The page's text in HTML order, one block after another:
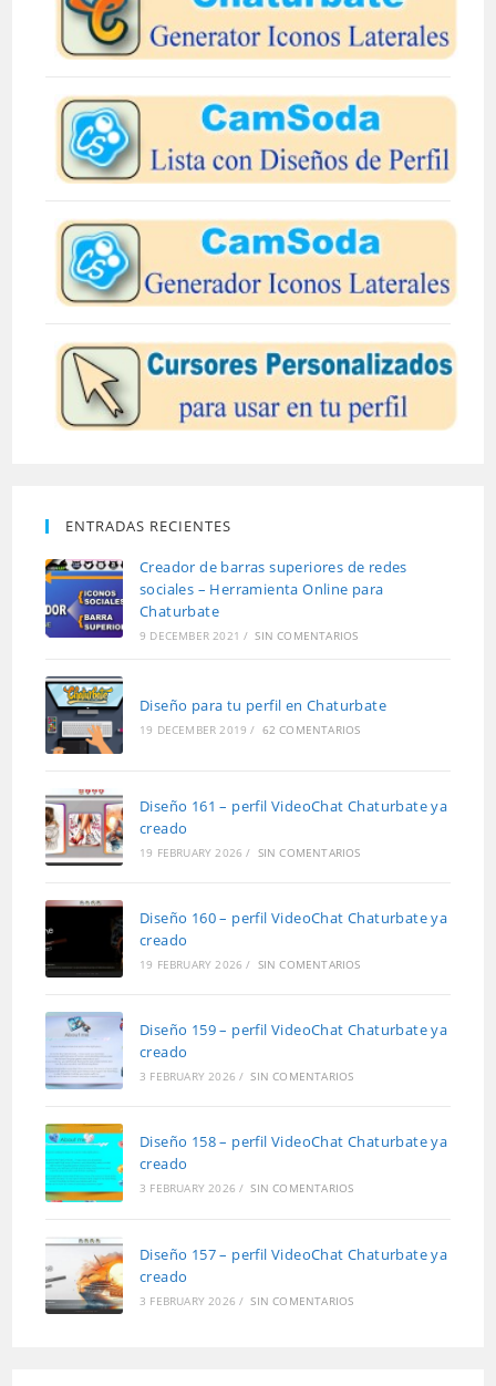
ENTRADAS RECIENTES
Creador de barras superiores de redes
sociales – Herramienta Online para
Chaturbate
9 DECEMBER 2021 / SIN COMENTARIOS
Diseño para tu perfil en Chaturbate
19 DECEMBER 2019 / 62 COMENTARIOS
Diseño 161 – perfil VideoChat Chaturbate ya
creado
19 FEBRUARY 2026 / SIN COMENTARIOS
Diseño 160 – perfil VideoChat Chaturbate ya
creado
19 FEBRUARY 2026 / SIN COMENTARIOS
Diseño 159 – perfil VideoChat Chaturbate ya
creado
3 FEBRUARY 2026 / SIN COMENTARIOS
Diseño 158 – perfil VideoChat Chaturbate ya
creado
3 FEBRUARY 2026 / SIN COMENTARIOS
Diseño 157 – perfil VideoChat Chaturbate ya
creado
3 FEBRUARY 2026 / SIN COMENTARIOS